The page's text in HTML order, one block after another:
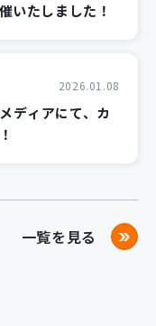
いたしました！
2026.01.08
ディアにて、カ
一覧を見る